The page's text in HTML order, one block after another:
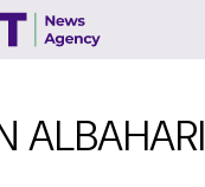
ALBAHARI